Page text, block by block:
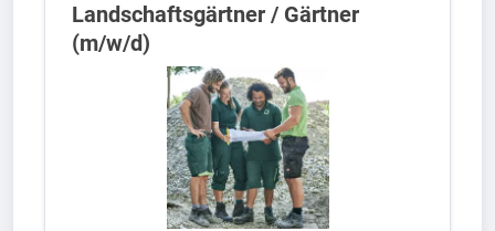
Landschaftsgärtner / Gärtner
(m/w/d)